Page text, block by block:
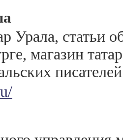
Урала, статьи
магазин